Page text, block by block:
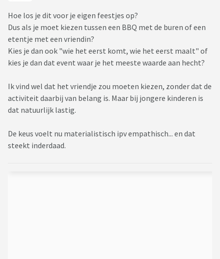
Hoe los je dit voor je eigen feestjes op?
Dus als je moet kiezen tussen een BBQ met de buren of een
etentje met een vriendin?
Kies je dan ook "wie het eerst komt, wie het eerst maalt" of
kies je dan dat event waar je het meeste waarde aan hecht?
Ik vind wel dat het vriendje zou moeten kiezen, zonder dat de
activiteit daarbij van belang is. Maar bij jongere kinderen is
dat natuurlijk lastig.
De keus voelt nu materialistisch ipv empathisch... en dat
steekt inderdaad.